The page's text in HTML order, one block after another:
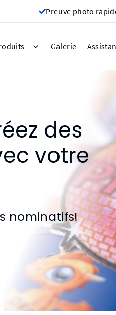
Preuve photo
Galerie
des
votre
nominatifs!